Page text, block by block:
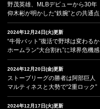
野茂英雄、MLBデビューから30年
仰木彬が明かした“鉄腕”との共通点
2024年12月24日(火)更新
“牛骨バット”復活で野球は変わるか
ホームラン“大台割れ”に球界危機感
2024年12月20日(金)更新
ストーブリーグの勝者は阿部巨人
マルティネスと大勢で“2重ロック”
2024年12月17日(火)更新